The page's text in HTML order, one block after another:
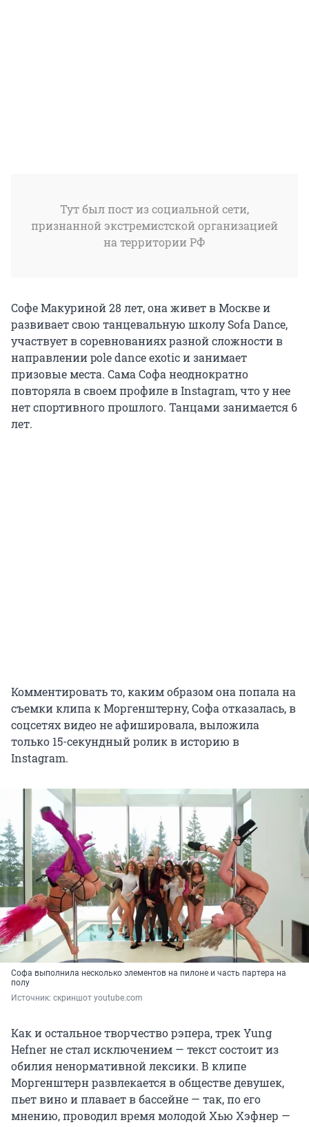
Тут был пост из социальной сети,
признанной экстремистской организацией
на территории РФ
Софе Макуриной 28 лет, она живет в Москве и
развивает свою танцевальную школу Sofa Dance,
участвует в соревнованиях разной сложности в
направлении pole dance exotic и занимает
призовые места. Сама Софа неоднократно
повторяла в своем профиле в Instagram, что у нее
нет спортивного прошлого. Танцами занимается 6
лет.
Комментировать то, каким образом она попала на
съемки клипа к Моргенштерну, Софа отказалась, в
соцсетях видео не афишировала, выложила
только 15-секундный ролик в историю в
Instagram.
Софа выполнила несколько элементов на пилоне и часть партера на
полу
Источник: скриншот youtube.com
Как и остальное творчество рэпера, трек Yung
Hefner не стал исключением — текст состоит из
обилия ненормативной лексики. В клипе
Моргенштерн развлекается в обществе девушек,
пьет вино и плавает в бассейне — так, по его
мнению, проводил время молодой Хью Хэфнер —